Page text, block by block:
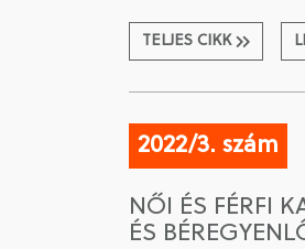
TELJES CIKK
2022/3. szám
NŐI ÉS FÉRFI
ÉS